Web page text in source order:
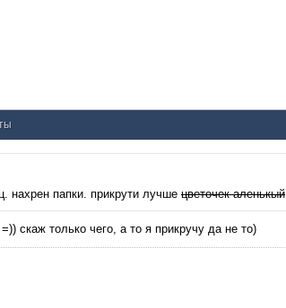
нахрен папки. прикрути лучше цветочек аленькый
скаж только чего, а то я прикручу да не то)